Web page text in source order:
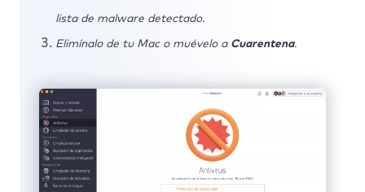
lista de malware detectado.
Elimínalo de tu Mac o muévelo a Cuarentena.